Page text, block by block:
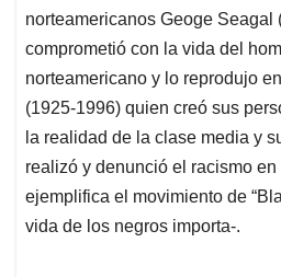
norteamericanos Geoge Seagal
comprometió con la vida del
norteamericano y lo reprodujo
(1925-1996) quien creó sus
la realidad de la clase media y
realizó y denunció el racismo
ejemplifica el movimiento de
vida de los negros importa-.